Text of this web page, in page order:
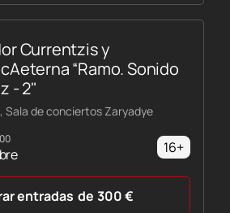
Currentzis y
“Ramo. Sonido
- 2"
Sala de conciertos Zaryadye
16+
entradas de 300€